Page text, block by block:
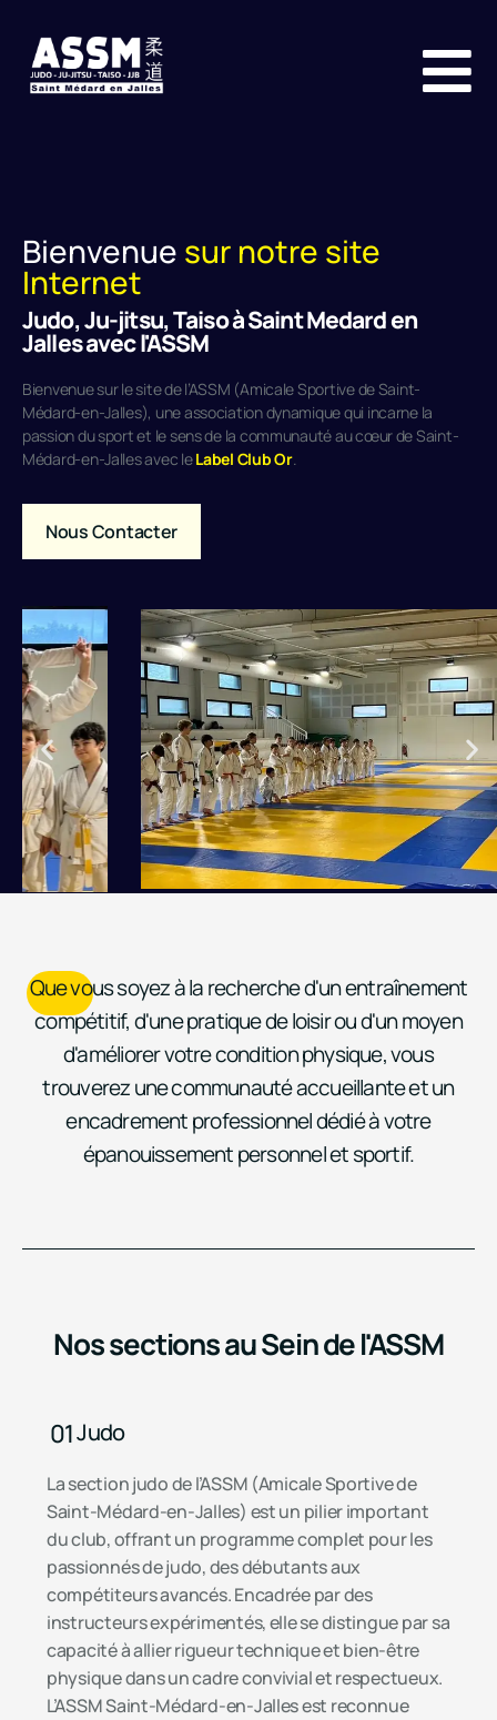
Bienvenue sur notre site
Internet
Judo, Ju-jitsu, Taiso à Saint Medard en
Jalles avec l'ASSM
Bienvenue sur le site de l’ASSM (Amicale Sportive de Saint-
Médard-en-Jalles), une association dynamique qui incarne la
passion du sport et le sens de la communauté au cœur de Saint-
Médard-en-Jalles avec leLabel Club Or.
Nous Contacter
Que vous soyez à la recherche d'un entraînement
compétitif, d'une pratique de loisir ou d'un moyen
d'améliorer votre condition physique, vous
trouverez une communauté accueillante et un
encadrement professionnel dédié à votre
épanouissement personnel et sportif.
Nos sections au Sein de l'ASSM
01Judo
La section judo de l’ASSM (Amicale Sportive de
Saint-Médard-en-Jalles) est un pilier important
du club, offrant un programme complet pour les
passionnés de judo, des débutants aux
compétiteurs avancés. Encadrée par des
instructeurs expérimentés, elle se distingue par sa
capacité à allier rigueur technique et bien-être
physique dans un cadre convivial et respectueux.
L’ASSM Saint-Médard-en-Jalles est reconnue